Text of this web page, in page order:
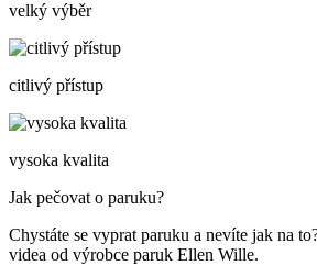
velký výběr
citlivý přístup
vysoka kvalita
Jak pečovat o paruku?
Chystáte se vyprat paruku a nevíte jak na
videa od výrobce paruk Ellen Wille.